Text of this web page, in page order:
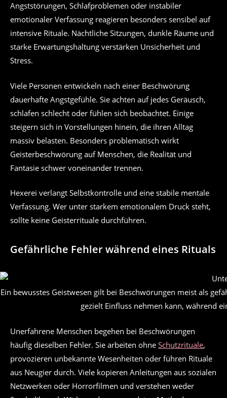
Angststörungen, Schlafproblemen oder instabiler
emotionaler Verfassung reagieren besonders sensibel auf
intensive Rituale. Nächtliche Sitzungen, dunkle Räume und
starke Erwartungshaltung verstärken Unsicherheit und
Stress.
Viele Personen entwickeln nach einer Beschwörung
dauerhafte Angstgefühle. Sie achten auf jedes Geräusch,
schlafen schlecht oder fühlen sich beobachtet. Einige
steigern sich in Vorstellungen hinein, die ihren Alltag
massiv belasten. Besonders problematisch wirkt
Geisterbeschwörung auf Menschen, die Realität und
Fantasie schwer voneinander trennen.
Hexerei verlangt Selbstkontrolle und eine stabile mentale
Verfassung. Wer unter starkem emotionalem Druck steht,
sollte keine Geisterrituale durchführen.
Gefährliche Fehler während eines Rituals
Ein bewusstes Geistwesen gilt bei Beschwörungen meist als
gezielt Einfluss nehmen kann, während
Unerfahrene Menschen begehen bei Beschwörungen
häufig dieselben Fehler. Sie arbeiten ohne Schutzrituale,
provozieren unbekannte Wesenheiten oder führen Rituale
aus Neugier durch. Viele kopieren Anleitungen aus sozialen
Netzwerken oder Horrorfilmen und verstehen weder